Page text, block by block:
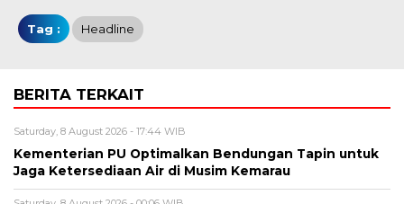
Tag : Headline
BERITA TERKAIT
Saturday, 8 August 2026 - 17:44 WIB
Kementerian PU Optimalkan Bendungan Tapin untuk
Jaga Ketersediaan Air di Musim Kemarau